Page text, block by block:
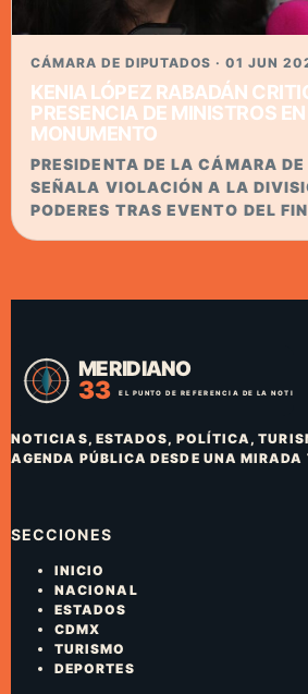
CÁMARA DE DIPUTADOS · 01 JUN
KENIA LÓPEZ RABADÁN
PRESENCIA DE MINISTROS
MONUMENTO
PRESIDENTA DE LA CÁMARA
SEÑALA VIOLACIÓN A LA
PODERES TRAS EVENTO DEL
NOTICIAS, ESTADOS, POLÍTICA,
AGENDA PÚBLICA DESDE UNA MIRADA
SECCIONES
INICIO
NACIONAL
ESTADOS
CDMX
TURISMO
DEPORTES